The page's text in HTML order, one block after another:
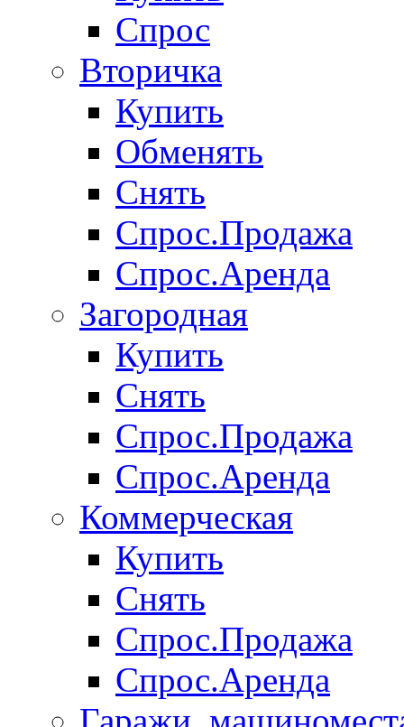
Спрос
Вторичка
Купить
Обменять
Снять
Спрос.Продажа
Спрос.Аренда
Загородная
Купить
Снять
Спрос.Продажа
Спрос.Аренда
Коммерческая
Купить
Снять
Спрос.Продажа
Спрос.Аренда